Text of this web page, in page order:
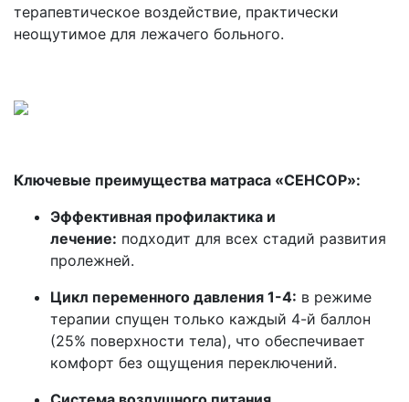
терапевтическое воздействие, практически
неощутимое для лежачего больного.
Ключевые преимущества матраса «СЕНСОР»:
Эффективная профилактика и
лечение: подходит для всех стадий развития
пролежней.
Цикл переменного давления 1-4: в режиме
терапии спущен только каждый 4-й баллон
(25% поверхности тела), что обеспечивает
комфорт без ощущения переключений.